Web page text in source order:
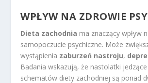
WPŁYW NA ZDROWIE
Dieta zachodnia ma znaczący wpływ
samopoczucie psychiczne. Może
wystąpienia zaburzeń nastroju,
Badania wskazują, że nastolatki jedzące
schematów diety zachodniej są ponad